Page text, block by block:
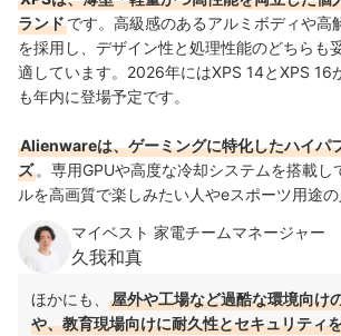
ランドです。高級感のあるアルミボディや高
を採用し、デザイン性と処理性能のどちらも
適しています。2026年にはXPS 14とXPS 16
も年内に登場予定です。
Alienwareは、ゲーミングに特化したハイパ
ズ 。専用GPUや高度な冷却システムを搭載し
ルを高画質で楽しみたい人やeスポーツ用途の
マイベスト 家電チームマネージャー
久我和真
ほかにも、
屋外や工場など過酷な環境向け
や、教育現場向けに耐久性とセキュリティ